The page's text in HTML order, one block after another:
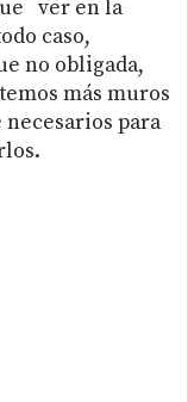
ver en la
caso,
no obligada,
más muros
para